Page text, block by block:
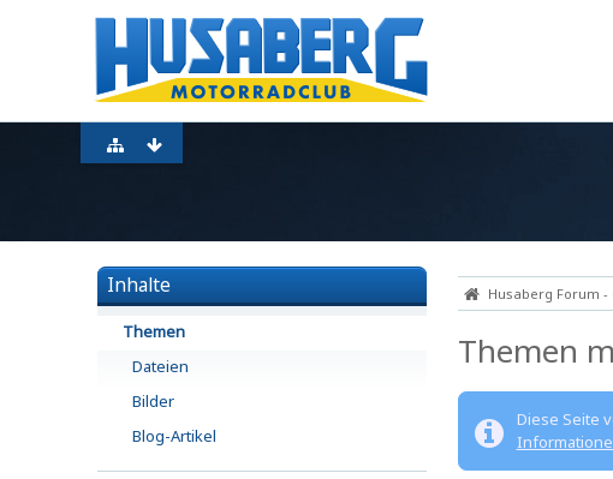
Inhalte
Themen
Dateien
Bilder
Blog-Artikel
Husaberg Forum -
Themen
Diese Seite